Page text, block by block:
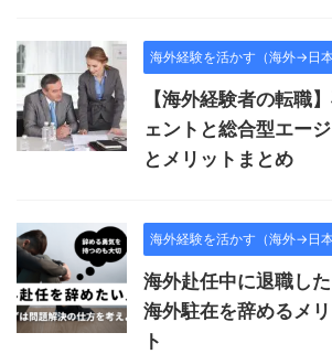
海外経験を活かす（海外→日本
【海外経験者の転職
ェントと総合型エー
とメリットまとめ
海外経験を活かす（海外→日本
海外赴任中に退職し
海外駐在を辞めるメ
ト